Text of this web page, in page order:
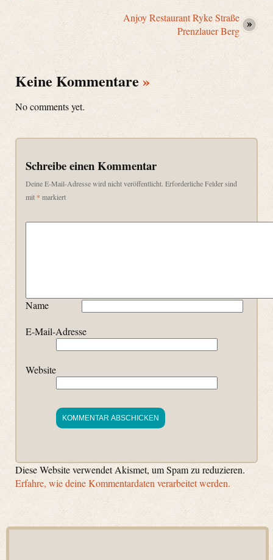
Anjoy Restaurant Ryke Straße
Prenzlauer Berg
Keine Kommentare »
No comments yet.
Schreibe einen Kommentar
Deine E-Mail-Adresse wird nicht veröffentlicht. Erforderliche Felder sind
mit * markiert
Name
E-Mail-Adresse
Website
Diese Website verwendet Akismet, um Spam zu reduzieren.
Erfahre, wie deine Kommentardaten verarbeitet werden.